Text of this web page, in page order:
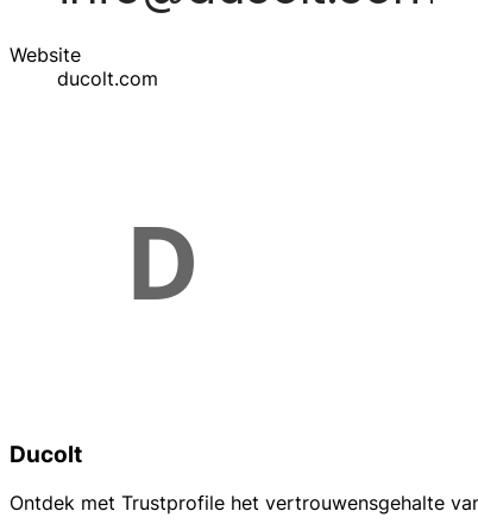
Website
ducolt.com
Ducolt
Ontdek met Trustprofile het vertrouwensgehalte